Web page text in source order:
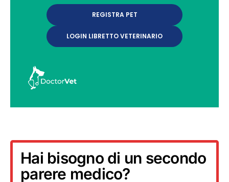
REGISTRA PET
LOGIN LIBRETTO VETERINARIO
Hai bisogno di un secondo
parere medico?